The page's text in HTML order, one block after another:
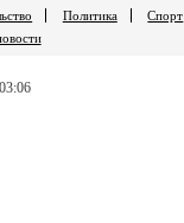
Политика Спорт
03:06